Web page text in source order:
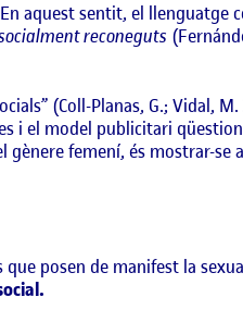
aquest sentit, el llenguatge
reconeguts
(Coll-Planas, G.; Vidal,
i el model publicitari
gènere femení, és mostrar-
posen de manifest la